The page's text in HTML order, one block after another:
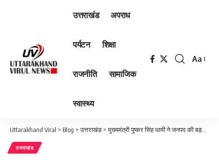
उत्तराखंड अपराध
पर्यटन शिक्षा
राजनीति सामाजिक
स्वास्थ्य
Font
Aa
Uttarakhand Viral > Blog >उत्तराखंड >मुख्यमंत्री पुष्कर सिंह धामी ने जनपद की बड़कोट तहसील के स्यानाचट्टी में आपदा प्रभावित क्षेत्र का किया स्थलीय निरीक्षण
उत्तराखंड